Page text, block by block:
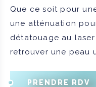
Que ce soit pour
une atténuation
détatouage au
retrouver une peau
PRENDRE RDV